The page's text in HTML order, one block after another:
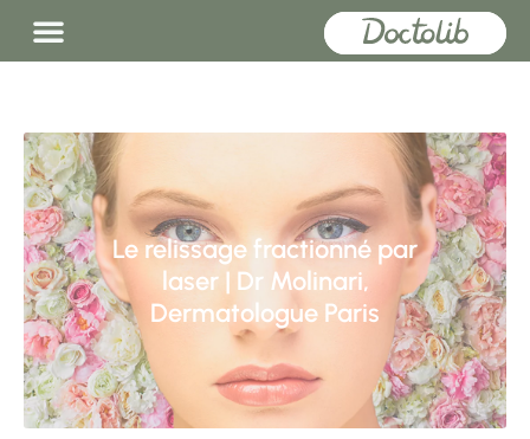
Le relissage fractionné par
laser | Dr Molinari,
Dermatologue Paris